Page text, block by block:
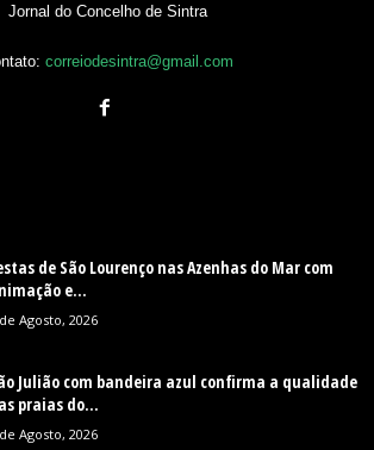
Jornal do Concelho de Sintra
correiodesintra@gmail.com
de São Lourenço nas Azenhas do Mar com
e...
Agosto, 2026
Julião com bandeira azul confirma a qualidade
praias do...
Agosto, 2026